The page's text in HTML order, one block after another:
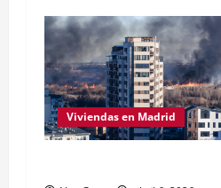
Viviendas en Madrid